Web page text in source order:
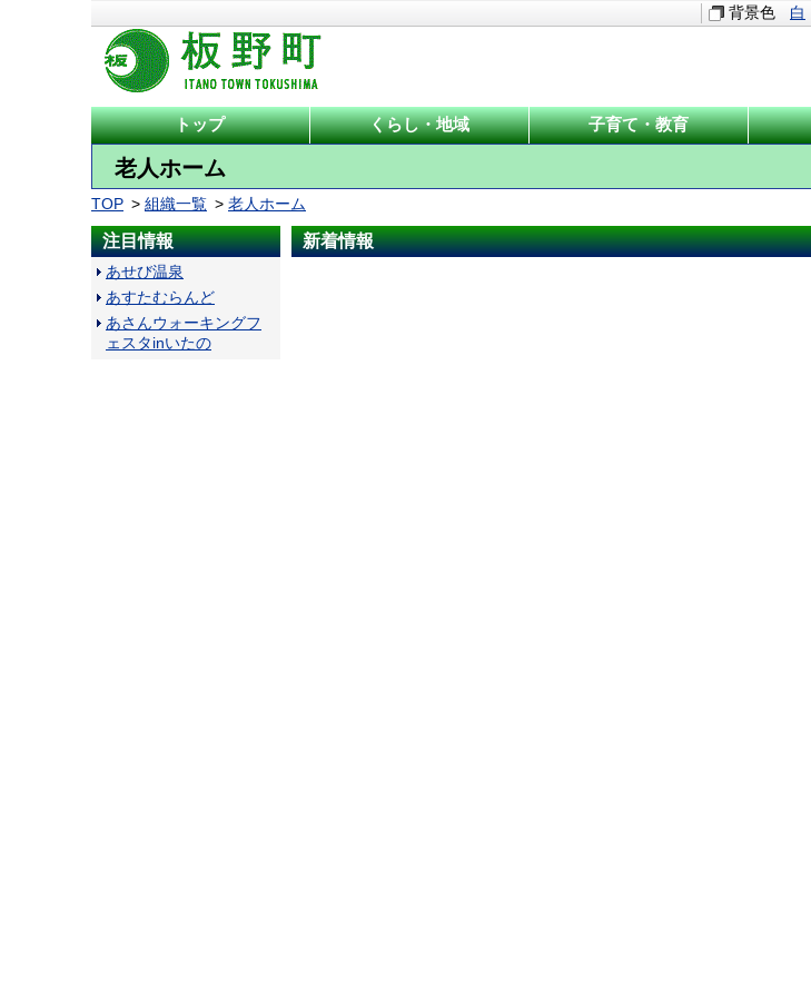
背景色 白
トップ くらし・地域 子育て・教育
老人ホーム
TOP 組織一覧 老人ホーム
新着情報
注目情報
あせび温泉
あすたむらんど
あさんウォーキングフ
ェスタinいたの